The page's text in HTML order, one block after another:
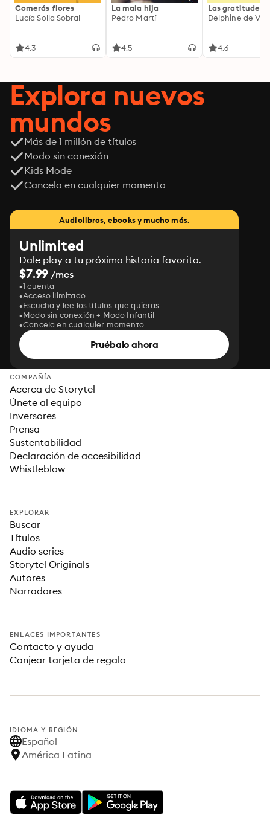
Comerás flores
Lucía Solla Sobral
4.3
La mala hija
Pedro Martí
4.5
Las gratitudes
Delphine de
4.6
Explora nuevos
mundos
Más de 1 millón de títulos
Modo sin conexión
Kids Mode
Cancela en cualquier momento
Audiolibros, ebooks y mucho más.
Unlimited
Dale play a tu próxima historia favorita.
$7.99 /mes
1 cuenta
Acceso ilimitado
Escucha y lee los títulos que quieras
Modo sin conexión + Modo Infantil
Cancela en cualquier momento
Pruébalo ahora
COMPAÑÍA
Acerca de Storytel
Únete al equipo
Inversores
Prensa
Sustentabilidad
Declaración de accesibilidad
Whistleblow
EXPLORAR
Buscar
Títulos
Audio series
Storytel Originals
Autores
Narradores
ENLACES IMPORTANTES
Contacto y ayuda
Canjear tarjeta de regalo
IDIOMA Y REGIÓN
Español
América Latina